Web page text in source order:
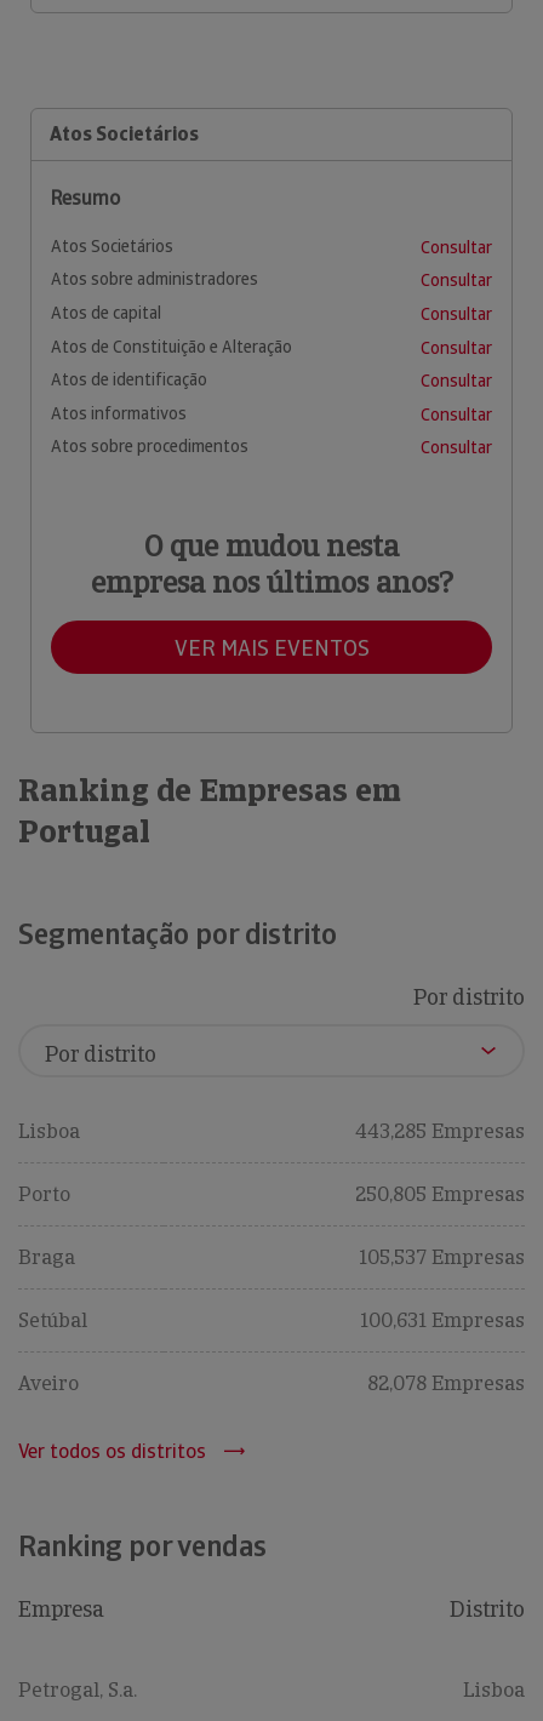
Atos Societários
Resumo
Atos Societários
Consultar
Atos sobre administradores
Consultar
Atos de capital
Consultar
Atos de Constituição e Alteração
Consultar
Atos de identificação
Consultar
Atos informativos
Consultar
Atos sobre procedimentos
Consultar
O que mudou nesta
empresa nos últimos anos?
VER MAIS EVENTOS
Ranking de Empresas em
Portugal
Segmentação por distrito
Por distrito
Lisboa 443,285 Empresas
Porto 250,805 Empresas
Braga 105,537 Empresas
Setúbal 100,631 Empresas
Aveiro 82,078 Empresas
Ver todos os distritos
Ranking por vendas
Empresa Distrito
Petrogal, S.a. Lisboa